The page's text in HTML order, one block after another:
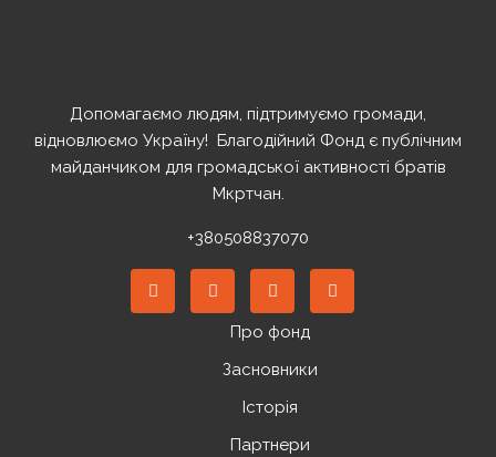
Допомагаємо людям, підтримуємо громади,
відновлюємо Україну! ️ Благодійний Фонд є публічним
майданчиком для громадської активності братів
Мкртчан.
+380508837070
Про фонд
Засновники
Історія
Партнери